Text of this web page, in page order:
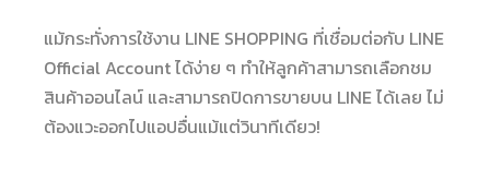
แม้กระทั่งการใช้งาน LINE SHOPPING ที่เชื่อมต่อกับ LINE
Official Account ได้ง่าย ๆ ทำให้ลูกค้าสามารถเลือกชม
สินค้าออนไลน์ และสามารถปิดการขายบน LINE ได้เลย ไม่
ต้องแวะออกไปแอปอื่นแม้แต่วินาทีเดียว!